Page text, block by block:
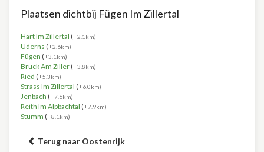
Plaatsen dichtbij Fügen Im Zillertal
Hart Im Zillertal (+2.1km)
Uderns (+2.6km)
Fügen (+3.1km)
Bruck Am Ziller (+3.8km)
Ried (+5.3km)
Strass Im Zillertal (+6.0km)
Jenbach (+7.6km)
Reith Im Alpbachtal (+7.9km)
Stumm (+8.1km)
Terug naar Oostenrijk